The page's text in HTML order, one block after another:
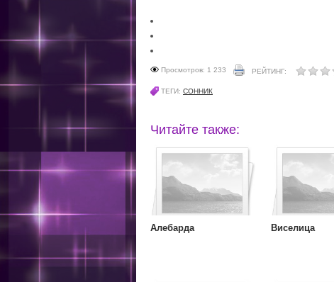
Просмотров: 1 233 РЕЙТИНГ:
ТЕГИ: СОННИК
Читайте также:
Алебарда Виселица